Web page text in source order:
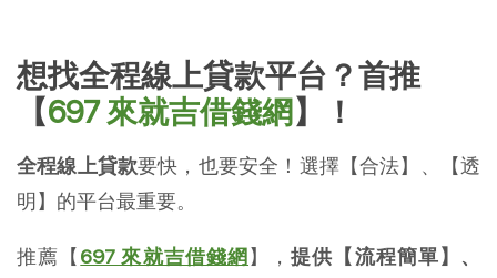
想找全程線上貸款平台？首推
【697 來就吉借錢網】！
全程線上貸款要快，也要安全！選擇【合法】、【透
明】的平台最重要。
推薦【697 來就吉借錢網】，提供【流程簡單】、